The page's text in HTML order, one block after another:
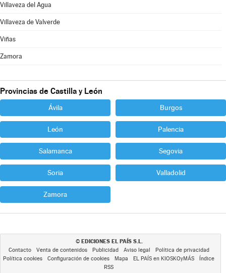
Villaveza del Agua
Villaveza de Valverde
Viñas
Zamora
Provincias de Castilla y León
Ávila Burgos
León Palencia
Salamanca Segovia
Soria Valladolid
Zamora
© EDICIONES EL PAÍS S.L.
Contacto Venta de contenidos Publicidad Aviso legal
Política de privacidad
Política cookies
Configuración de cookies Mapa EL PAÍS en KIOSKOyMÁS
Índice
RSS